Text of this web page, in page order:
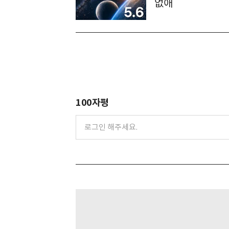
없애
100자평